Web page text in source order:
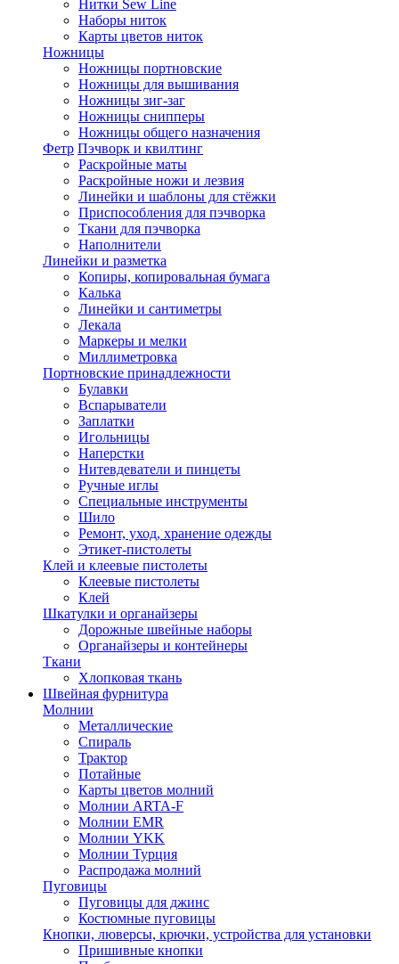
Нитки Sew Line
Наборы ниток
Карты цветов ниток
Ножницы
Ножницы портновские
Ножницы для вышивания
Ножницы зиг-заг
Ножницы снипперы
Ножницы общего назначения
Фетр Пэчворк и квилтинг
Раскройные маты
Раскройные ножи и лезвия
Линейки и шаблоны для стёжки
Приспособления для пэчворка
Ткани для пэчворка
Наполнители
Линейки и разметка
Копиры, копировальная бумага
Калька
Линейки и сантиметры
Лекала
Маркеры и мелки
Миллиметровка
Портновские принадлежности
Булавки
Вспарыватели
Заплатки
Игольницы
Наперстки
Нитевдеватели и пинцеты
Ручные иглы
Специальные инструменты
Шило
Ремонт, уход, хранение одежды
Этикет-пистолеты
Клей и клеевые пистолеты
Клеевые пистолеты
Клей
Шкатулки и органайзеры
Дорожные швейные наборы
Органайзеры и контейнеры
Ткани
Хлопковая ткань
Швейная фурнитура
Молнии
Металлические
Спираль
Трактор
Потайные
Карты цветов молний
Молнии ARTA-F
Молнии EMR
Молнии YKK
Молнии Турция
Распродажа молний
Пуговицы
Пуговицы для джинс
Костюмные пуговицы
Кнопки, люверсы, крючки, устройства для установки
Пришивные кнопки